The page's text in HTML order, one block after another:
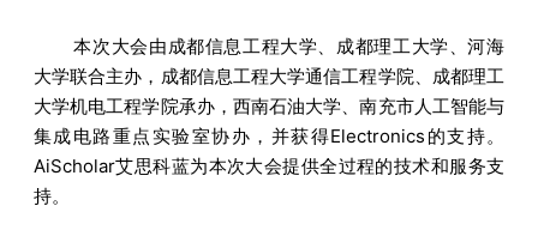
本次大会由成都信息工程大学、成都理工大学、河海
大学联合主办，成都信息工程大学通信工程学院、成都理工
大学机电工程学院承办，西南石油大学、南充市人工智能与
集成电路重点实验室协办，并获得Electronics的支持。
AiScholar艾思科蓝为本次大会提供全过程的技术和服务支
持。